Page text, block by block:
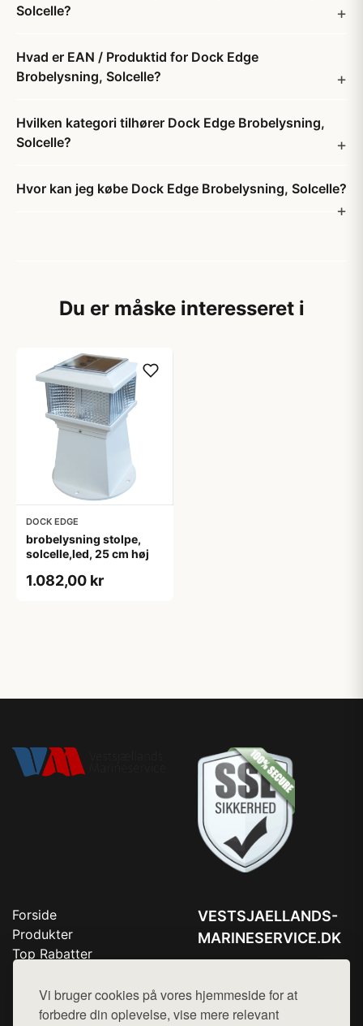
Vi bruger cookies på vores hjemmeside for at
forbedre din oplevelse, vise mere relevant
Solcelle?
Hvad er EAN / Produktid for Dock Edge
Brobelysning, Solcelle?
Hvilken kategori tilhører Dock Edge Brobelysning,
Solcelle?
Hvor kan jeg købe Dock Edge Brobelysning, Solcelle?
Du er måske interesseret i
DOCK EDGE
brobelysning stolpe,
solcelle,led, 25 cm høj
1.082,00 kr
Forside
Produkter
Top Rabatter
Kontakt
VESTSJAELLANDS-
MARINESERVICE.DK
Mail:hej@want.dk